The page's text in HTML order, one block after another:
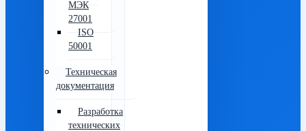
МЭК
27001
ISO
50001
Техническая
документация
Разработка
технических